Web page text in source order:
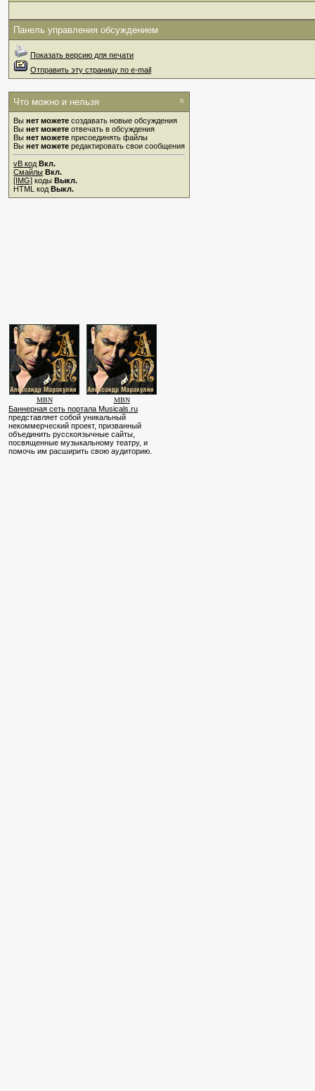
Панель управления обсуждением
Показать версию для печати
Отправить эту страницу по e-mail
Что можно и нельзя
Вы нет можете создавать новые обсуждения
Вы нет можете отвечать в обсуждения
Вы нет можете присоединять файлы
Вы нет можете редактировать свои сообщения
vB код Вкл.
Смайлы Вкл.
[IMG] коды Выкл.
HTML код Выкл.
MBN MBN
Баннерная сеть портала Musicals.ru
представляет собой уникальный
некоммерческий проект, призванный
объединить русскоязычные сайты,
посвященные музыкальному театру, и
помочь им расширить свою аудиторию.